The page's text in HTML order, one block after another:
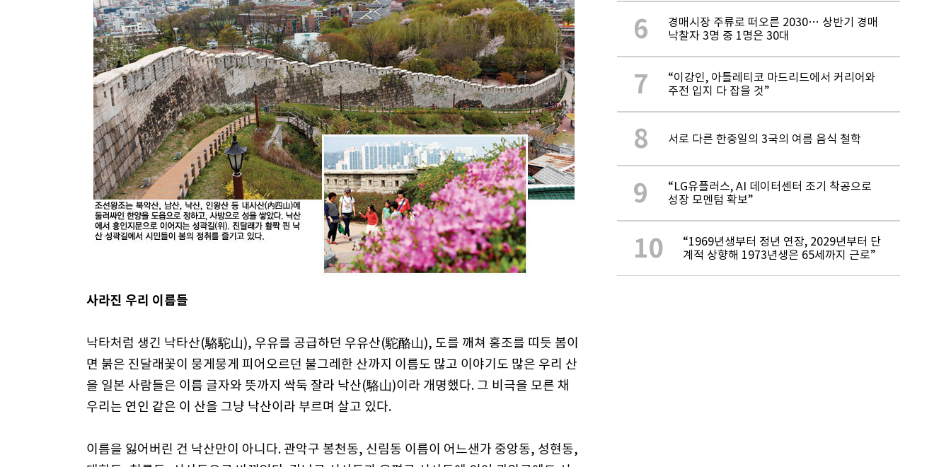
사라진 우리 이름들
낙타처럼 생긴 낙타산(駱駝山), 우유를 공급하던 우유산(駝酪山), 도를 깨쳐 홍조를 띠듯 봄이
면 붉은 진달래꽃이 뭉게뭉게 피어오르던 불그레한 산까지 이름도 많고 이야기도 많은 우리 산
을 일본 사람들은 이름 글자와 뜻까지 싹둑 잘라 낙산(駱山)이라 개명했다. 그 비극을 모른 채
우리는 연인 같은 이 산을 그냥 낙산이라 부르며 살고 있다.
이름을 잃어버린 건 낙산만이 아니다. 관악구 봉천동, 신림동 이름이 어느샌가 중앙동, 성현동,
6
경매시장 주류로 떠오른 2030… 상반기 경매
낙찰자 3명 중 1명은 30대
7
“이강인, 아틀레티코 마드리드에서 커리어와
주전 입지 다 잡을 것”
8 서로 다른 한중일의 3국의 여름 음식 철학
9
“LG유플러스, AI 데이터센터 조기 착공으로
성장 모멘텀 확보”
10
“1969년생부터 정년 연장, 2029년부터 단
계적 상향해 1973년생은 65세까지 근로”